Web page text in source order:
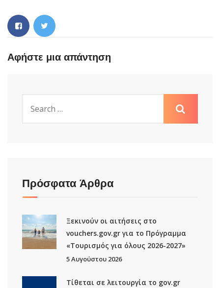
Αφήστε μια απάντηση
Πρόσφατα Άρθρα
Ξεκινούν οι αιτήσεις στο
vouchers.gov.gr για το Πρόγραμμα
«Τουρισμός για όλους 2026-2027»
5 Αυγούστου 2026
Τίθεται σε λειτουργία το gov.gr